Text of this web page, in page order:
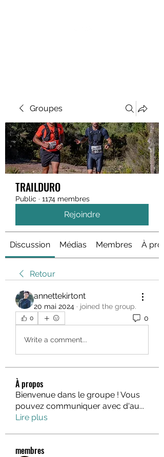
Groupes
TRAILDURO
Public · 1174 membres
Rejoindre
Discussion Médias Membres À
Retour
annettekirtont
20 mai 2024 · joined the group.
0 0
Write a comment...
À propos
Bienvenue dans le groupe ! Vous
pouvez communiquer avec d'au...
Lire plus
membres